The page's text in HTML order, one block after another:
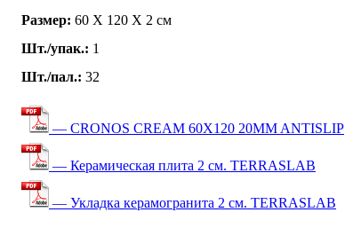
Размер: 60 Х 120 Х 2 см
Шт./упак.: 1
Шт./пал.: 32
— CRONOS CREAM 60X120 20MM ANTISLIP
— Керамическая плита 2 см. TERRASLAB
— Укладка керамогранита 2 см. TERRASLAB